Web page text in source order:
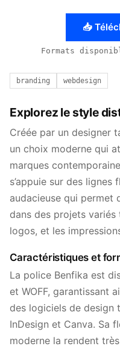
📥
Formats
branding webdesign
Explorez le style
Créée par un designer
un choix moderne qui
marques
s’appuie sur des
audacieuse qui permet
dans des projets
logos, et les
Caractéristiques et
La police Benfika est
et WOFF, garantissant
des logiciels de design
InDesign et Canva. Sa
moderne la rendent